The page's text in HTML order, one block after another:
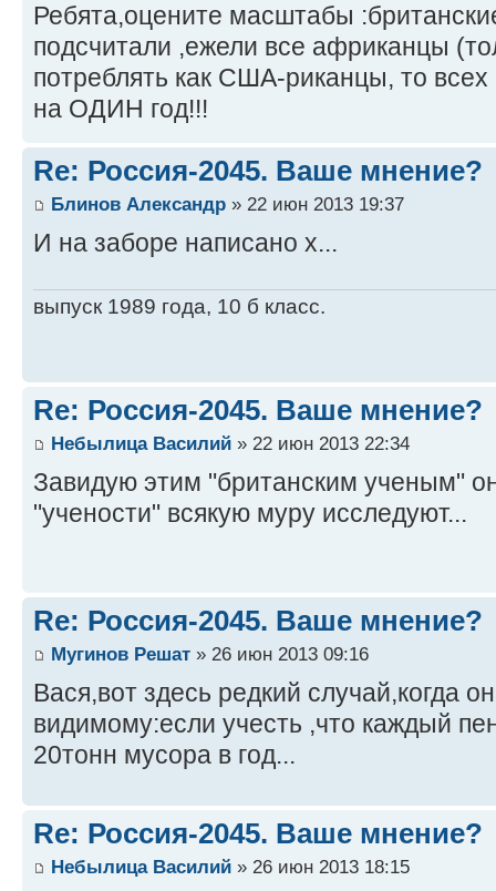
Ребята,оцените масштабы
подсчитали ,ежели все африканцы
потреблять как США-риканцы, то
на ОДИН год!!!
Re: Россия-2045. Ваше мнение?
Блинов Александр » 22 июн 2013 19:37
И на заборе написано х...
выпуск 1989 года, 10 б класс.
Re: Россия-2045. Ваше мнение?
Небылица Василий » 22 июн 2013 22:34
Завидую этим "британским ученым"
"учености" всякую муру исследуют...
Re: Россия-2045. Ваше мнение?
Мугинов Решат » 26 июн 2013 09:16
Вася,вот здесь редкий случай,когда
видимому:если учесть ,что каждый
20тонн мусора в год...
Re: Россия-2045. Ваше мнение?
Небылица Василий » 26 июн 2013 18:15